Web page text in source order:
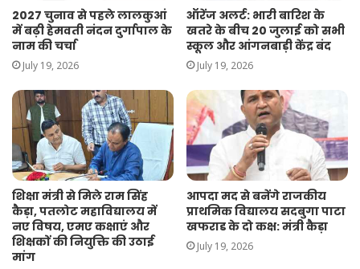
2027 चुनाव से पहले लालकुआं
में बढ़ी हेमवती नंदन दुर्गापाल के
नाम की चर्चा
July 19, 2026
ऑरेंज अलर्ट: भारी बारिश के
खतरे के बीच 20 जुलाई को सभी
स्कूल और आंगनबाड़ी केंद्र बंद
July 19, 2026
शिक्षा मंत्री से मिले राम सिंह
कैड़ा, पतलोट महाविद्यालय में
नए विषय, एमए कक्षाएं और
शिक्षकों की नियुक्ति की उठाई
मांग
आपदा मद से बनेंगे राजकीय
प्राथमिक विद्यालय सदबुगा पाटा
खफराड के दो कक्ष: मंत्री कैड़ा
July 19, 2026